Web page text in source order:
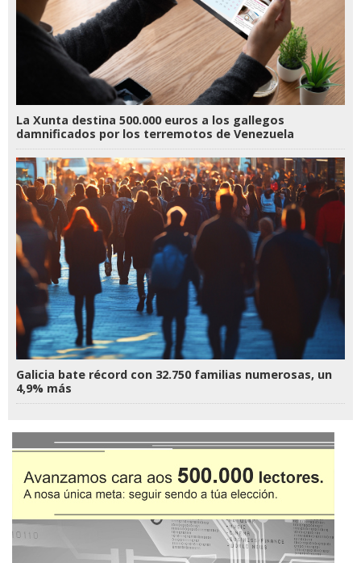
La Xunta destina 500.000 euros a los gallegos
damnificados por los terremotos de Venezuela
Galicia bate récord con 32.750 familias numerosas, un
4,9% más